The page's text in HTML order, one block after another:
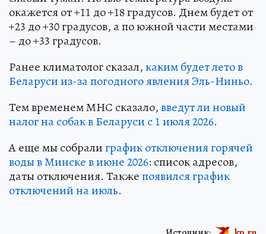
окажется от +11 до +18 градусов. Днем будет от
+23 до +30 градусов, а по южной части местами
– до +33 градусов.
Ранее климатолог сказал,каким будет лето в
Беларуси из-за погодного явления Эль-Ниньо.
Тем временем МНС сказало,введут ли новый
налог на собак в Беларуси с 1 июля 2026.
А еще мы собралиграфик отключения горячей
воды в Минске в июне 2026: список адресов,
даты отключения. Такжепоявился график
отключений на июль.